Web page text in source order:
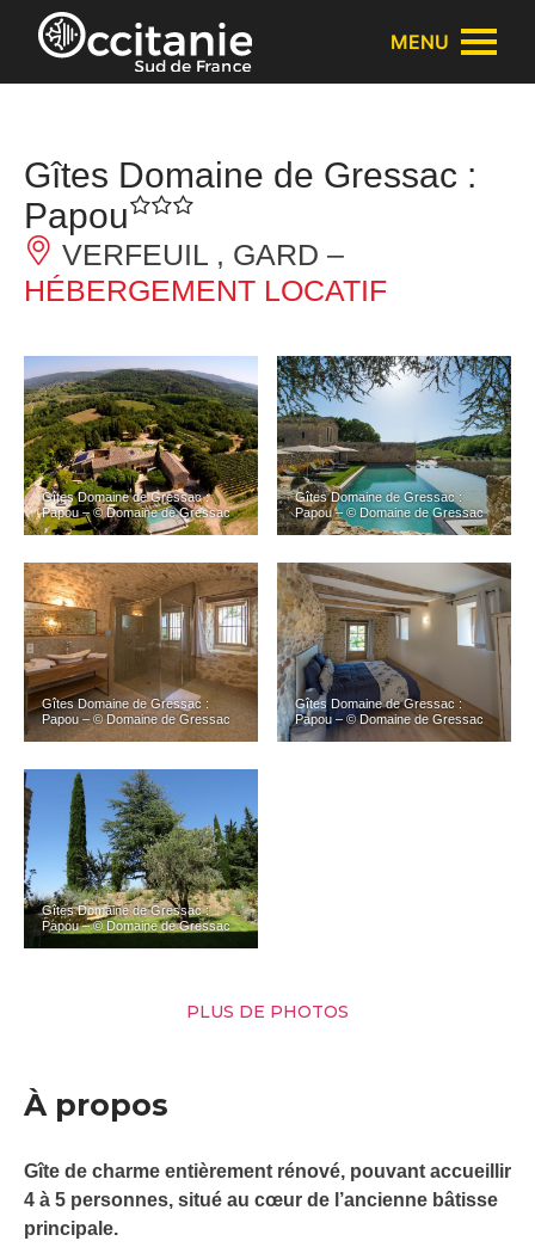
Panneau de gestion des cookies
MENU
Gîtes Domaine de Gressac :
Papou
VERFEUIL , GARD –
HÉBERGEMENT LOCATIF
Gîtes Domaine de Gressac :
Papou – © Domaine de Gressac
Gîtes Domaine de Gressac :
Papou – © Domaine de Gressac
Gîtes Domaine de Gressac :
Papou – © Domaine de Gressac
Gîtes Domaine de Gressac :
Papou – © Domaine de Gressac
Gîtes Domaine de Gressac :
Papou – © Domaine de Gressac
PLUS DE PHOTOS
À propos
Gîte de charme entièrement rénové, pouvant accueillir
4 à 5 personnes, situé au cœur de l’ancienne bâtisse
principale.